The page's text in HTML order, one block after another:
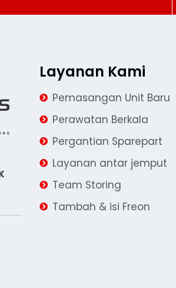
Layanan Kami
Pemasangan Unit Baru
Perawatan Berkala
Pergantian Sparepart
Layanan antar jemput
Team Storing
Tambah & isi Freon